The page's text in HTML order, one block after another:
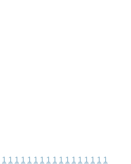
1 1 1 1 1 1 1 1 1 1 1 1 1 1 1 1 1